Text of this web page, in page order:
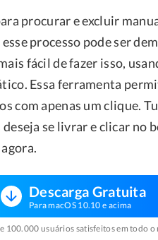
procurar e excluir
processo pode ser
fácil de fazer isso,
Essa ferramenta
com apenas um clique.
se livrar e clicar no
Descarga Gratuita
Para macOS 10.10 e acima
100.000 usuários satisfeitos em todo o